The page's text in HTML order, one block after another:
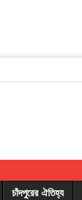
চাঁদপুরের ঐতিহ্য